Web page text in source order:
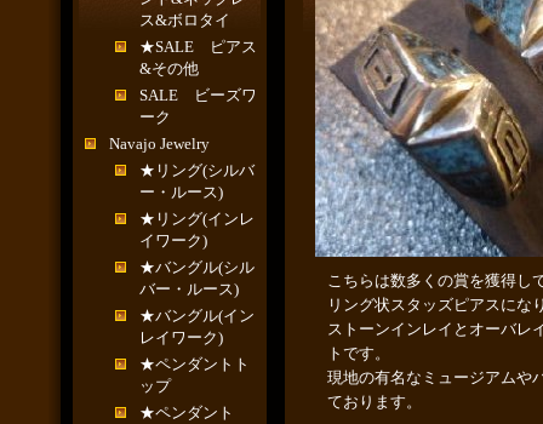
ス&ボロタイ
★SALE ピアス
&その他
SALE ビーズワ
ーク
Navajo Jewelry
★リング(シルバ
ー・ルース)
★リング(インレ
イワーク)
★バングル(シル
バー・ルース)
★バングル(イン
レイワーク)
★ペンダントト
ップ
★ペンダント
こちらは数多くの賞を獲得し
リング状スタッズピアスにな
ストーンインレイとオーバレ
トです。
現地の有名なミュージアムや
ております。